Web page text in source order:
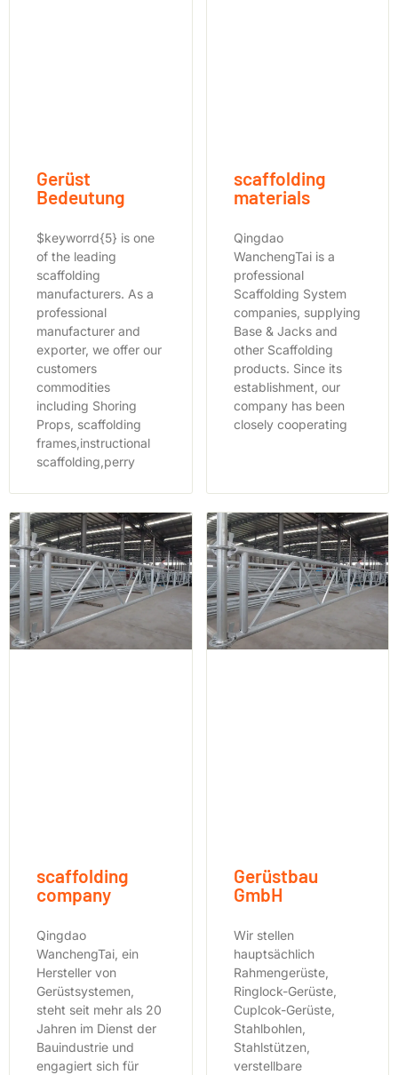
Gerüst
Bedeutung
$keyworrd{5} is one
of the leading
scaffolding
manufacturers. As a
professional
manufacturer and
exporter, we offer our
customers
commodities
including Shoring
Props, scaffolding
frames,instructional
scaffolding,perry
scaffolding
materials
Qingdao
WanchengTai is a
professional
Scaffolding System
companies, supplying
Base & Jacks and
other Scaffolding
products. Since its
establishment, our
company has been
closely cooperating
scaffolding
company
Qingdao
WanchengTai, ein
Hersteller von
Gerüstsystemen,
steht seit mehr als 20
Jahren im Dienst der
Bauindustrie und
engagiert sich für
Gerüstbau
GmbH
Wir stellen
hauptsächlich
Rahmengerüste,
Ringlock-Gerüste,
Cuplcok-Gerüste,
Stahlbohlen,
Stahlstützen,
verstellbare